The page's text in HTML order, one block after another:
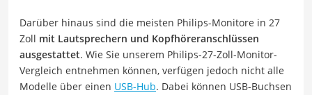
Darüber hinaus sind die meisten Philips-Monitore in 27
Zoll mit Lautsprechern und Kopfhöreranschlüssen
ausgestattet. Wie Sie unserem Philips-27-Zoll-Monitor-
Vergleich entnehmen können, verfügen jedoch nicht alle
Modelle über einen USB-Hub. Dabei können USB-Buchsen